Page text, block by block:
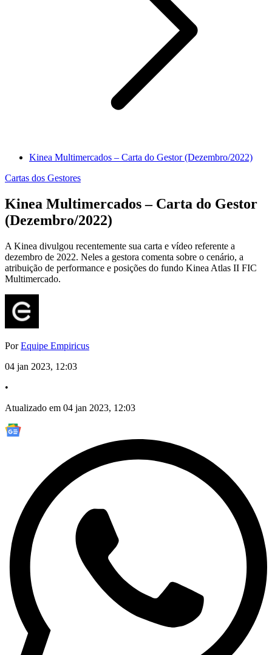
Kinea Multimercados – Carta do Gestor (Dezembro/2022)
Cartas dos Gestores
Kinea Multimercados – Carta do Gestor
(Dezembro/2022)
A Kinea divulgou recentemente sua carta e vídeo referente a
dezembro de 2022. Neles a gestora comenta sobre o cenário, a
atribuição de performance e posições do fundo Kinea Atlas II FIC
Multimercado.
PorEquipe Empiricus
04 jan 2023, 12:03
•
Atualizado em 04 jan 2023, 12:03